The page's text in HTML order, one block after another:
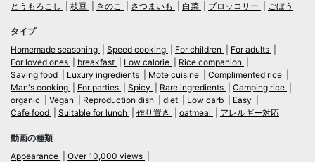
とうもろこし
枝豆 きのこ さつまいも 白菜 ブロッコリー ごぼう
タイプ
Homemade seasoning
Speed cooking For children
For adults
For loved ones
breakfast Low calorie
Rice companion
Saving food
Luxury ingredients Mote cuisine
Complimented rice
Man's cooking
For parties Spicy Rare ingredients
Camping rice
organic
Vegan Reproduction dish diet Low carb
Easy
Cafe food
Suitable for lunch 作り置き oatmeal アレルギー対応
動画の種類
Appearance
Over 10,000 views